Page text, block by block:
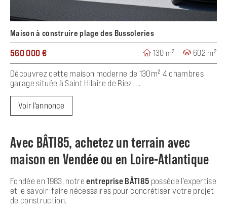
Maison à construire plage des Bussoleries
560 000 € 130 m² 602 m²
Découvrez cette maison moderne de 130m² 4 chambres
garage située à Saint Hilaire de Riez, ...
Voir l'annonce
Avec BÂTI85, achetez un terrain avec
maison en Vendée ou en Loire-Atlantique
Fondée en 1983, notreentreprise BÂTI85 possède l’expertise
et le savoir-faire nécessaires pour concrétiser votre projet
de construction.